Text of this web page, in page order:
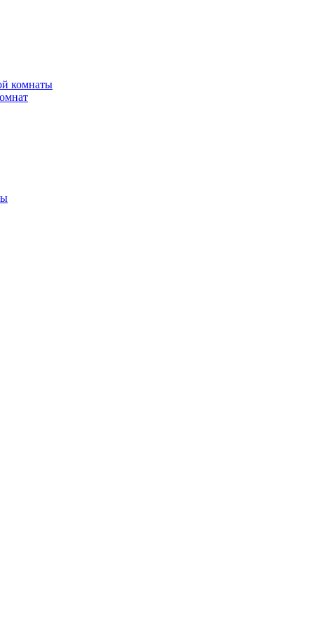
комнаты